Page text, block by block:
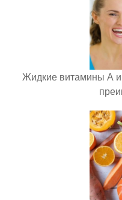
Жидкие витамины А и